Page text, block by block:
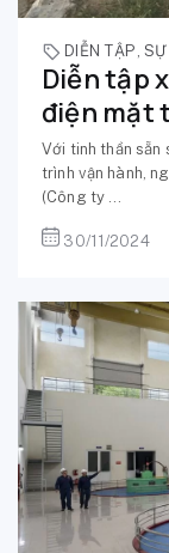
DIỄN TẬP , SỰ
Diễn tập
điện mặt
Với tinh thần
trình vận hành,
(Công ty ...
30/11/2024